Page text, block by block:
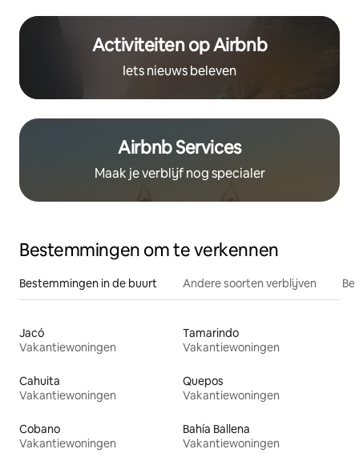
Activiteiten op Airbnb
Iets nieuws beleven
Airbnb Services
Maak je verblijf nog specialer
Bestemmingen om te verkennen
Bestemmingen in de buurt Andere soorten verblijven
Jacó
Vakantiewoningen
Tamarindo
Vakantiewoningen
Cahuita
Vakantiewoningen
Quepos
Vakantiewoningen
Cobano
Vakantiewoningen
Bahía Ballena
Vakantiewoningen